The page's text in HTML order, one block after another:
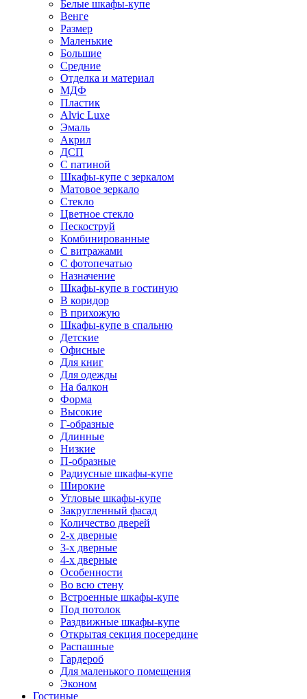
Белые шкафы-купе
Венге
Размер
Маленькие
Большие
Средние
Отделка и материал
МДФ
Пластик
Alvic Luxe
Эмаль
Акрил
ДСП
С патиной
Шкафы-купе с зеркалом
Матовое зеркало
Стекло
Цветное стекло
Пескоструй
Комбинированные
С витражами
С фотопечатью
Назначение
Шкафы-купе в гостиную
В коридор
В прихожую
Шкафы-купе в спальню
Детские
Офисные
Для книг
Для одежды
На балкон
Форма
Высокие
Г-образные
Длинные
Низкие
П-образные
Радиусные шкафы-купе
Широкие
Угловые шкафы-купе
Закругленный фасад
Количество дверей
2-х дверные
3-х дверные
4-х дверные
Особенности
Во всю стену
Встроенные шкафы-купе
Под потолок
Раздвижные шкафы-купе
Открытая секция посередине
Распашные
Гардероб
Для маленького помещения
Эконом
Гостиные